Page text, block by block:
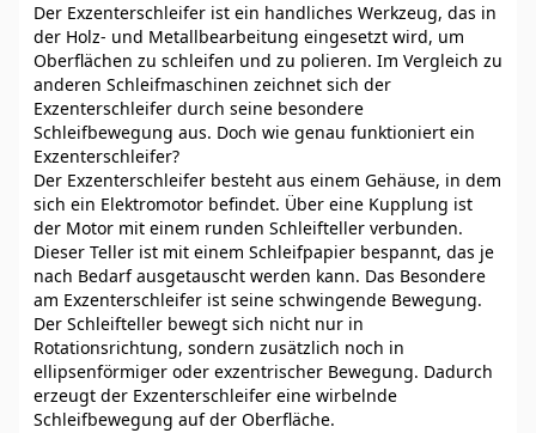
Der Exzenterschleifer ist ein handliches Werkzeug, das in
der Holz- und Metallbearbeitung eingesetzt wird, um
Oberflächen zu schleifen und zu polieren. Im Vergleich zu
anderen Schleifmaschinen zeichnet sich der
Exzenterschleifer durch seine besondere
Schleifbewegung aus. Doch wie genau funktioniert ein
Exzenterschleifer?
Der Exzenterschleifer besteht aus einem Gehäuse, in dem
sich ein Elektromotor befindet. Über eine Kupplung ist
der Motor mit einem runden Schleifteller verbunden.
Dieser Teller ist mit einem Schleifpapier bespannt, das je
nach Bedarf ausgetauscht werden kann. Das Besondere
am Exzenterschleifer ist seine schwingende Bewegung.
Der Schleifteller bewegt sich nicht nur in
Rotationsrichtung, sondern zusätzlich noch in
ellipsenförmiger oder exzentrischer Bewegung. Dadurch
erzeugt der Exzenterschleifer eine wirbelnde
Schleifbewegung auf der Oberfläche.